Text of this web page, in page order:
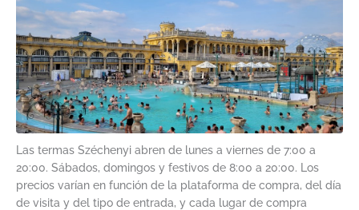
Las termas Széchenyi abren de lunes a viernes de 7:00 a
20:00. Sábados, domingos y festivos de 8:00 a 20:00. Los
precios varían en función de la plataforma de compra, del día
de visita y del tipo de entrada, y cada lugar de compra